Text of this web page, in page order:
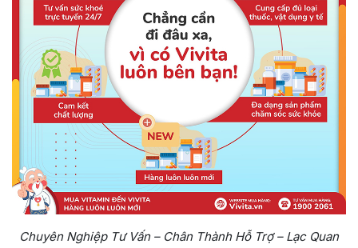
Chuyên Nghiệp Tư Vấn – Chân Thành Hỗ Trợ – Lạc Quan